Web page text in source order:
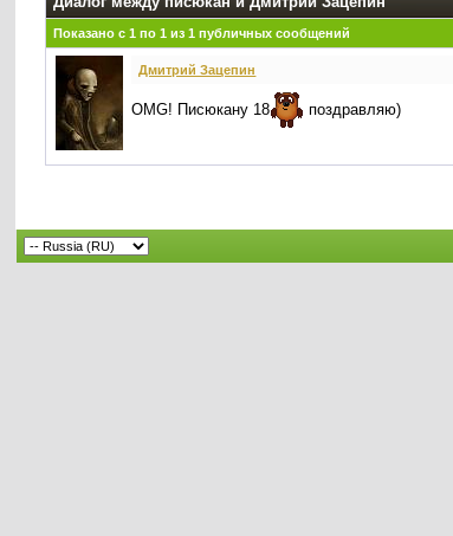
Показано с 1 по1 из1 публичных сообщений
Дмитрий Зацепин
OMG! Писюкану 18 поздравляю)